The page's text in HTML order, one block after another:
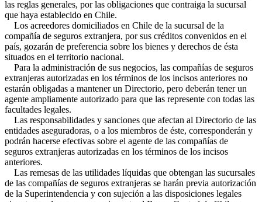
las reglas generales, por las obligaciones que contraiga la sucursal
que haya establecido en Chile.
Los acreedores domiciliados en Chile de la sucursal de la
compañía de seguros extranjera, por sus créditos convenidos en el
país, gozarán de preferencia sobre los bienes y derechos de ésta
situados en el territorio nacional.
Para la administración de sus negocios, las compañías de seguros
extranjeras autorizadas en los términos de los incisos anteriores no
estarán obligadas a mantener un Directorio, pero deberán tener un
agente ampliamente autorizado para que las represente con todas las
facultades legales.
Las responsabilidades y sanciones que afectan al Directorio de las
entidades aseguradoras, o a los miembros de éste, corresponderán y
podrán hacerse efectivas sobre el agente de las compañías de
seguros extranjeras autorizadas en los términos de los incisos
anteriores.
Las remesas de las utilidades líquidas que obtengan las sucursales
de las compañías de seguros extranjeras se harán previa autorización
de la Superintendencia y con sujeción a las disposiciones legales